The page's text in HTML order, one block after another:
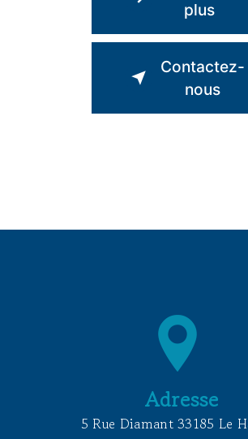
plus
Contactez-
nous
Adresse
5 Rue Diamant 33185 Le